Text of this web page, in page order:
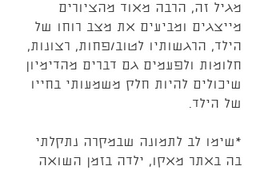
מגיל זה, הרבה מאוד מהציורים
מייצגים ומביעים את מצב רוחו של
הילד, הרגשותיו לטוב/פחות, רצונות,
חלומות ולפעמים גם דברים מהדימיון
שיכולים להיות חלק משמעותי בחייו
של הילד.
*שימו לב לתמונה שבמקרה נתקלתי
בה באתר מאקו, ילדה בזמן השואה